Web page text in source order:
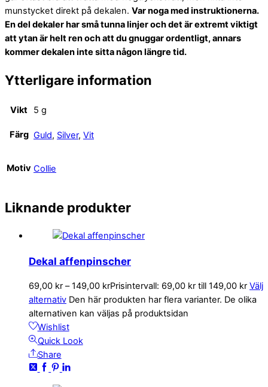
munstycket direkt på dekalen. Var noga med instruktionerna.
En del dekaler har små tunna linjer och det är extremt viktigt
att ytan är helt ren och att du gnuggar ordentligt, annars
kommer dekalen inte sitta någon längre tid.
Ytterligare information
Vikt 5 g
Färg Guld, Silver, Vit
Motiv Collie
Liknande produkter
Dekal affenpinscher
69,00 kr – 149,00 krPrisintervall: 69,00 kr till 149,00 kr Välj
alternativ Den här produkten har flera varianter. De olika
alternativen kan väljas på produktsidan
Wishlist
Quick Look
Share